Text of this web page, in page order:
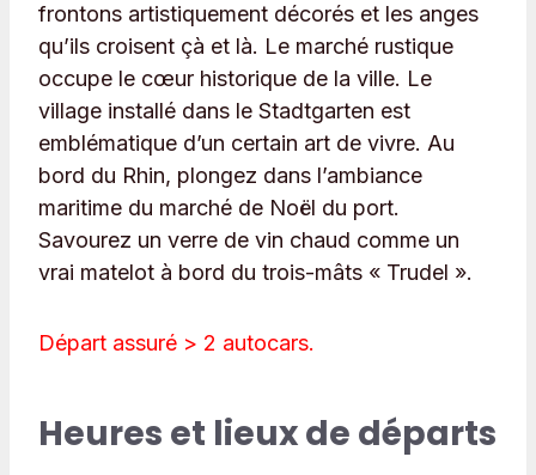
frontons artistiquement décorés et les anges
qu’ils croisent çà et là. Le marché rustique
occupe le cœur historique de la ville. Le
village installé dans le Stadtgarten est
emblématique d’un certain art de vivre. Au
bord du Rhin, plongez dans l’ambiance
maritime du marché de Noël du port.
Savourez un verre de vin chaud comme un
vrai matelot à bord du trois-mâts « Trudel ».
Départ assuré > 2 autocars.
Heures et lieux de départs